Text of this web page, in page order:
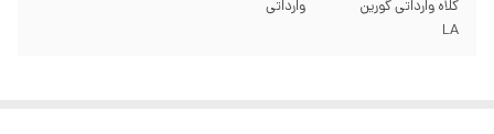
کلاه وارداتی گورین
LA
وارداتی